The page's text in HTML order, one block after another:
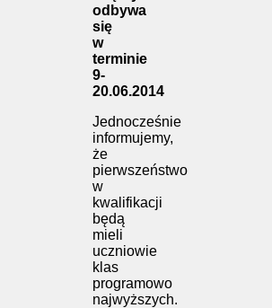
odbywa
się
w
terminie
9-
20.06.2014
Jednocześnie
informujemy,
że
pierwszeństwo
w
kwalifikacji
będą
mieli
uczniowie
klas
programowo
najwyższych.